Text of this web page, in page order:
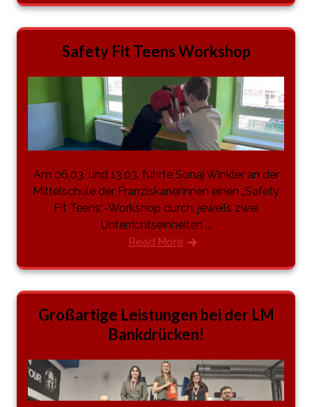
Safety Fit Teens Workshop
Am 06.03. und 13.03. führte Sonaj Winkler an der
Mittelschule der Franziskanerinnen einen „Safety
Fit Teens“-Workshop durch, jeweils zwei
Unterrichtseinheiten ...
Read More
Großartige Leistungen bei der LM
Bankdrücken!